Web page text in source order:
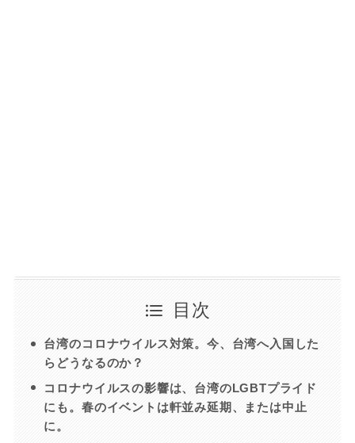
目次
台湾のコロナウイルス対策。今、台湾へ入国した
らどうなるのか？
コロナウイルスの影響は、台湾のLGBTプライド
にも。春のイベントは軒並み延期、または中止
に。